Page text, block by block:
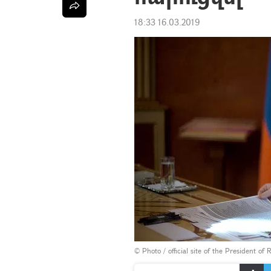
18:33 16.03.2019
© Photo / official site of the President of